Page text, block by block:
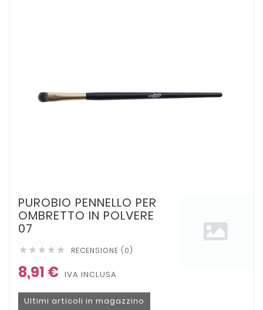
PUROBIO PENNELLO PER
OMBRETTO IN POLVERE
07
     RECENSIONE (0)
8,91 € IVA INCLUSA
Ultimi articoli in magazzino